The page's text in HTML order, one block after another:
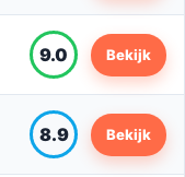
9.0 Bekijk
8.9 Bekijk